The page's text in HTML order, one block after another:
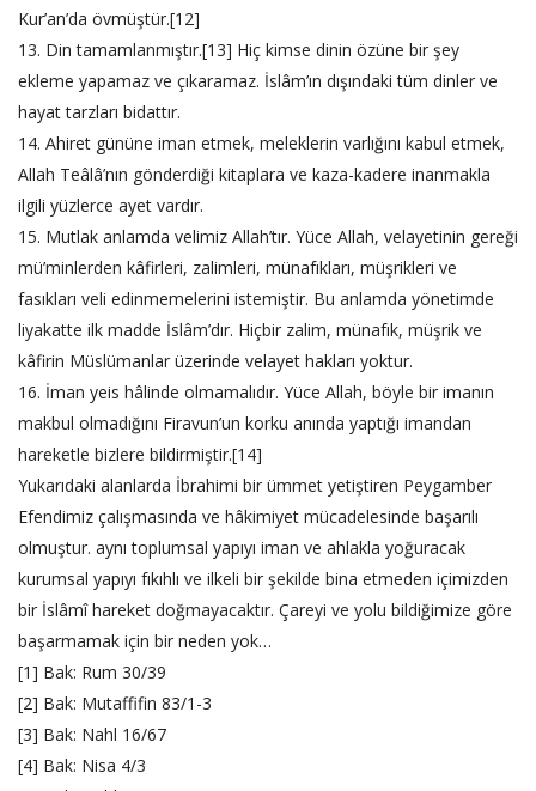
Kur’an’da övmüştür.[12]
13. Din tamamlanmıştır.[13] Hiç kimse dinin özüne bir şey
ekleme yapamaz ve çıkaramaz. İslâm’ın dışındaki tüm dinler ve
hayat tarzları bidattır.
14. Ahiret gününe iman etmek, meleklerin varlığını kabul etmek,
Allah Teâlâ’nın gönderdiği kitaplara ve kaza-kadere inanmakla
ilgili yüzlerce ayet vardır.
15. Mutlak anlamda velimiz Allah’tır. Yüce Allah, velayetinin gereği
mü’minlerden kâfirleri, zalimleri, münafıkları, müşrikleri ve
fasıkları veli edinmemelerini istemiştir. Bu anlamda yönetimde
liyakatte ilk madde İslâm’dır. Hiçbir zalim, münafık, müşrik ve
kâfirin Müslümanlar üzerinde velayet hakları yoktur.
16. İman yeis hâlinde olmamalıdır. Yüce Allah, böyle bir imanın
makbul olmadığını Firavun’un korku anında yaptığı imandan
hareketle bizlere bildirmiştir.[14]
Yukarıdaki alanlarda İbrahimi bir ümmet yetiştiren Peygamber
Efendimiz çalışmasında ve hâkimiyet mücadelesinde başarılı
olmuştur. aynı toplumsal yapıyı iman ve ahlakla yoğuracak
kurumsal yapıyı fıkıhlı ve ilkeli bir şekilde bina etmeden içimizden
bir İslâmî hareket doğmayacaktır. Çareyi ve yolu bildiğimize göre
başarmamak için bir neden yok…
[1] Bak: Rum 30/39
[2] Bak: Mutaffifin 83/1-3
[3] Bak: Nahl 16/67
[4] Bak: Nisa 4/3